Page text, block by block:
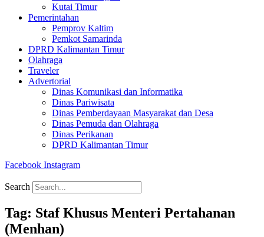
Kutai Timur
Pemerintahan
Pemprov Kaltim
Pemkot Samarinda
DPRD Kalimantan Timur
Olahraga
Traveler
Advertorial
Dinas Komunikasi dan Informatika
Dinas Pariwisata
Dinas Pemberdayaan Masyarakat dan Desa
Dinas Pemuda dan Olahraga
Dinas Perikanan
DPRD Kalimantan Timur
Facebook Instagram
Search
Tag: Staf Khusus Menteri Pertahanan
(Menhan)